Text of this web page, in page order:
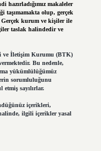
hazırladığımız makaleler
taşımamakta olup, gerçek
Gerçek kurum ve kişiler ile
taslak halindedir ve
ve İletişim Kurumu (BTK)
Bu nedenle,
yükümlülüğümüz
sorumluluğunu
sayılırlar.
içerikleri,
ilgili içerikler yasal